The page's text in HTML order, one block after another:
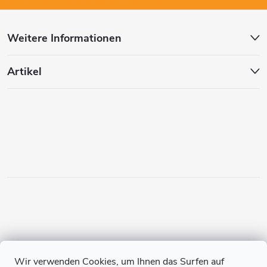
Wir verwenden Cookies, um Ihnen das Surfen auf
zWeitere Informationen
Artikel